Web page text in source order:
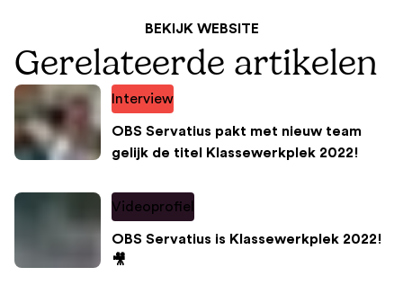
BEKIJK WEBSITE
Gerelateerde artikelen
Interview
OBS Servatius pakt met nieuw team
gelijk de titel Klassewerkplek 2022!
Videoprofiel
OBS Servatius is Klassewerkplek 2022!
🎥